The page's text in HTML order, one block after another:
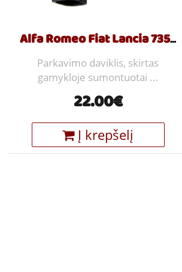
Alfa Romeo Fiat Lancia 735388363
Parkavimo daviklis, skirtas
gamykloje sumontuotai ...
22.00€
Į krepšelį